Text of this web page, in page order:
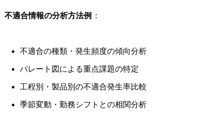
不適合情報の分析方法例 ：
不適合の種類・発生頻度の傾向分析
パレート図による重点課題の特定
工程別・製品別の不適合発生率比較
季節変動・勤務シフトとの相関分析